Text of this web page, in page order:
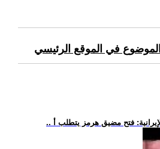
في الموقع الرئيسي
فتح مضيق هرمز يتطلب أ